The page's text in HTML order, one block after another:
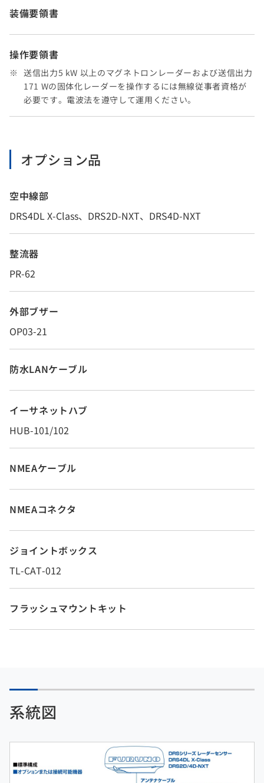
装備要領書
操作要領書
送信出力5 kW 以上のマグネトロンレーダーおよび送信出力
171 Wの固体化レーダーを操作するには無線従事者資格が
必要です。電波法を遵守して運用ください。
オプション品
空中線部
DRS4DL X-Class、DRS2D-NXT、DRS4D-NXT
整流器
PR-62
外部ブザー
OP03-21
防水LANケーブル
イーサネットハブ
HUB-101/102
NMEAケーブル
NMEAコネクタ
ジョイントボックス
TL-CAT-012
フラッシュマウントキット
系統図